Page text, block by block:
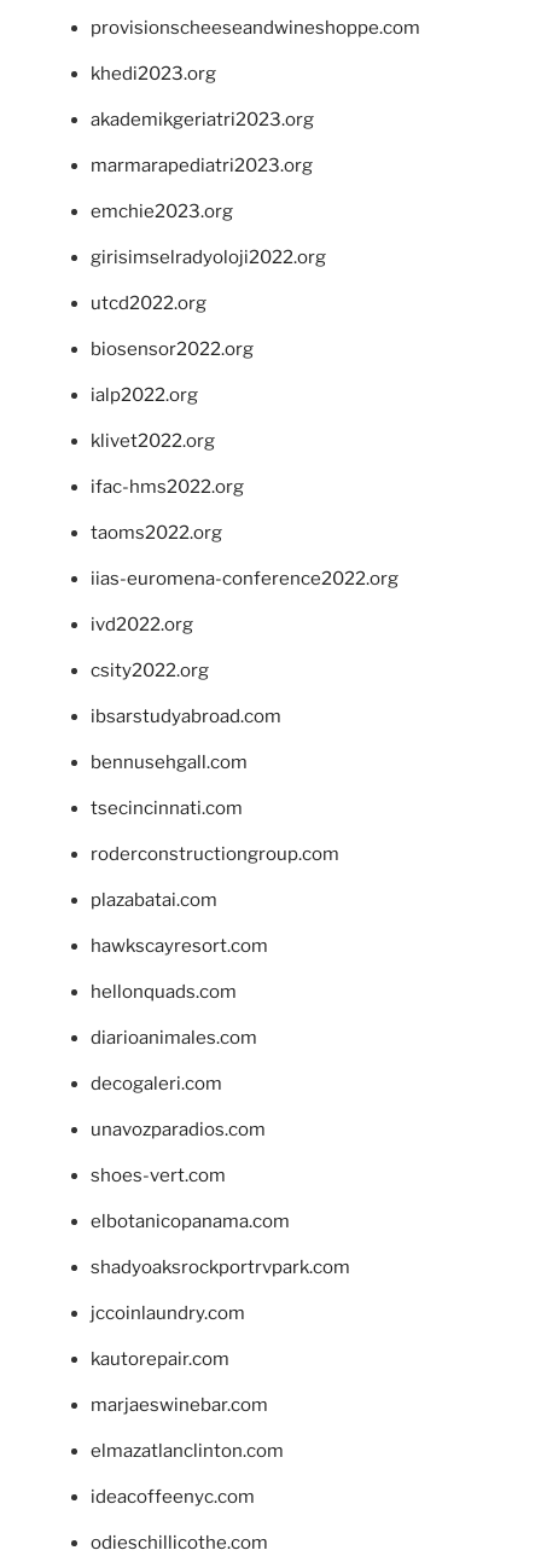
provisionscheeseandwineshoppe.com
khedi2023.org
akademikgeriatri2023.org
marmarapediatri2023.org
emchie2023.org
girisimselradyoloji2022.org
utcd2022.org
biosensor2022.org
ialp2022.org
klivet2022.org
ifac-hms2022.org
taoms2022.org
iias-euromena-conference2022.org
ivd2022.org
csity2022.org
ibsarstudyabroad.com
bennusehgall.com
tsecincinnati.com
roderconstructiongroup.com
plazabatai.com
hawkscayresort.com
hellonquads.com
diarioanimales.com
decogaleri.com
unavozparadios.com
shoes-vert.com
elbotanicopanama.com
shadyoaksrockportrvpark.com
jccoinlaundry.com
kautorepair.com
marjaeswinebar.com
elmazatlanclinton.com
ideacoffeenyc.com
odieschillicothe.com